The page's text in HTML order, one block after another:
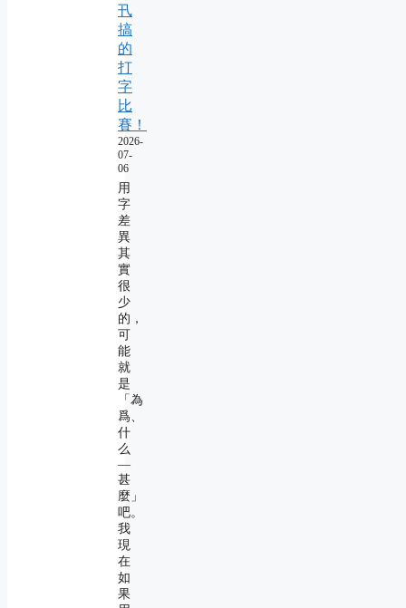
卂
搞
的
打
字
比
賽！
2026-
07-
06
用
字
差
異
其
實
很
少
的，
可
能
就
是
「為
爲、
什
么
―
甚
麼」
吧。
我
現
在
如
果